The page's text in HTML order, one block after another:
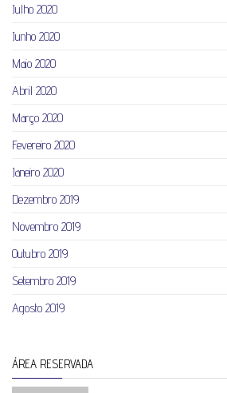
Julho 2020
Junho 2020
Maio 2020
Abril 2020
Março 2020
Fevereiro 2020
Janeiro 2020
Dezembro 2019
Novembro 2019
Outubro 2019
Setembro 2019
Agosto 2019
ÁREA RESERVADA